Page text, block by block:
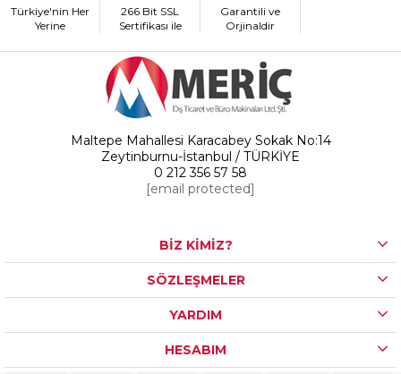
Türkiye'nin Her
Yerine
266 Bit SSL
Sertifikası ile
Garantili ve
Orjinaldir
Maltepe Mahallesi Karacabey Sokak No:14
Zeytinburnu-İstanbul / TÜRKİYE
0 212 356 57 58
[email protected]
BİZ KİMİZ?
SÖZLEŞMELER
YARDIM
HESABIM